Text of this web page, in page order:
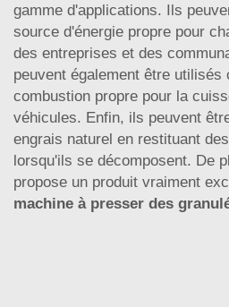
gamme d'applications. Ils
source d'énergie propre pour
des entreprises et des
peuvent également être utilisés
combustion propre pour la
véhicules. Enfin, ils peuvent
engrais naturel en restituant
lorsqu'ils se décomposent. De
propose un produit vraiment
machine à presser des